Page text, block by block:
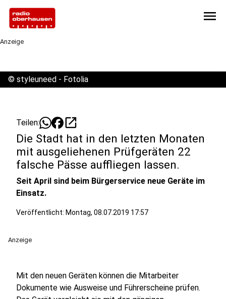
menu
Anzeige
© styleuneed - Fotolia
Teilen: open_in_new
Die Stadt hat in den letzten Monaten
mit ausgeliehenen Prüfgeräten 22
falsche Pässe auffliegen lassen.
Seit April sind beim Bürgerservice neue Geräte im
Einsatz.
Veröffentlicht: Montag, 08.07.2019 17:57
Anzeige
Mit den neuen Geräten können die Mitarbeiter
Dokumente wie Ausweise und Führerscheine prüfen.